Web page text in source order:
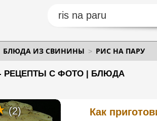
БЛЮДА ИЗ СВИНИНЫ РИС НА ПАРУ
РЕЦЕПТЫ С ФОТО | БЛЮДА
Как
(2)